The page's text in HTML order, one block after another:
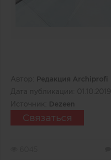
Автор:
Редакция Archiprofi
Дата публикации: 01.10.2019
Источник:
Dezeen
Связаться